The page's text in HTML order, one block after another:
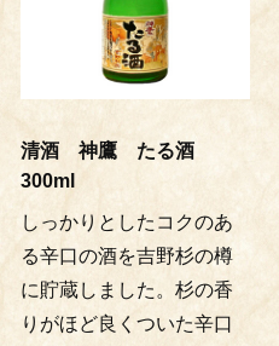
清酒 神鷹 たる酒
300ml
しっかりとしたコクのあ
る辛口の酒を吉野杉の樽
に貯蔵しました。杉の香
りがほど良くついた辛口